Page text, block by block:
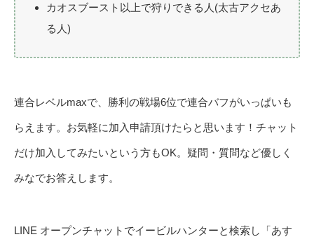
カオスブースト以上で狩りできる人(太古アクセあ
る人)
連合レベルmaxで、勝利の戦場6位で連合バフがいっぱいも
らえます。お気軽に加入申請頂けたらと思います！チャット
だけ加入してみたいという方もOK。疑問・質問など優しく
みなでお答えします。
LINE オープンチャットでイービルハンターと検索し「あす